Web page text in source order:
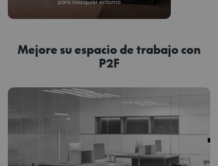
Mejore su espacio de trabajo con
P2F